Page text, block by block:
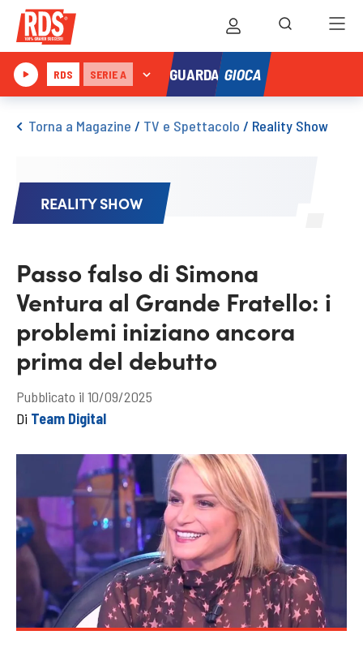
RDS SERIE A GUARDA GIOCA
Torna a Magazine / TV e Spettacolo / Reality Show
REALITY SHOW
Passo falso di Simona
Ventura al Grande Fratello: i
problemi iniziano ancora
prima del debutto
Pubblicato il 10/09/2025
Di Team Digital